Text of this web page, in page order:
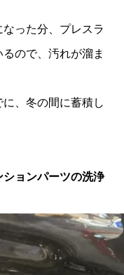
った分、プレスラ
ので、汚れが溜ま
、冬の間に蓄積し
ョンパーツの洗浄